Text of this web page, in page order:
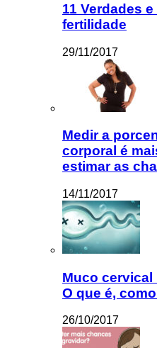
11 Verdades
fertilidade
29/11/2017
Medir a
corporal é
estimar as
14/11/2017
Muco
O que é,
26/10/2017